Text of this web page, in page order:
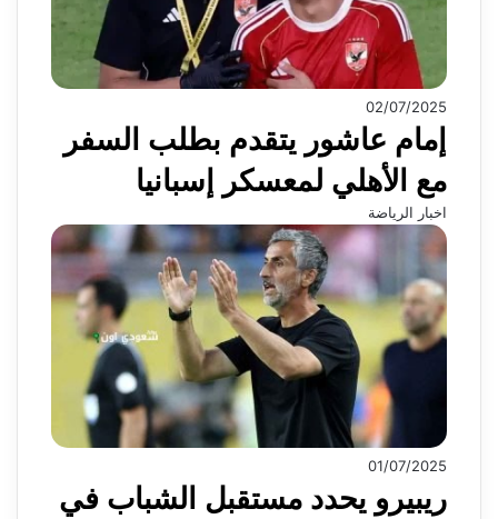
02/07/2025
إمام عاشور يتقدم بطلب السفر
مع الأهلي لمعسكر إسبانيا
اخبار الرياضة
01/07/2025
ريبيرو يحدد مستقبل الشباب في